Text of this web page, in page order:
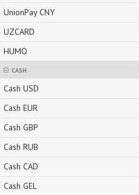
UnionPay CNY
UZCARD
HUMO
CASH
Cash USD
Cash EUR
Cash GBP
Cash RUB
Cash CAD
Cash GEL